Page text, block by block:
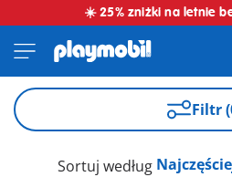
☀️ 25% zniżki na letnie
Filtr
Sortuj według